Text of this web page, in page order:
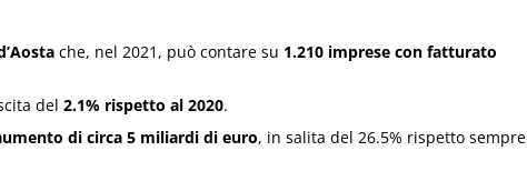
che, nel 2021, può contare su 1.210 imprese con fatturato
del 2.1% rispetto al 2020.
di circa 5 miliardi di euro, in salita del 26.5% rispetto sempre